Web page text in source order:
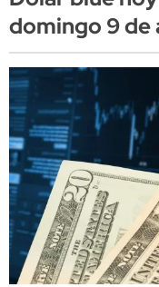
domingo 9 de